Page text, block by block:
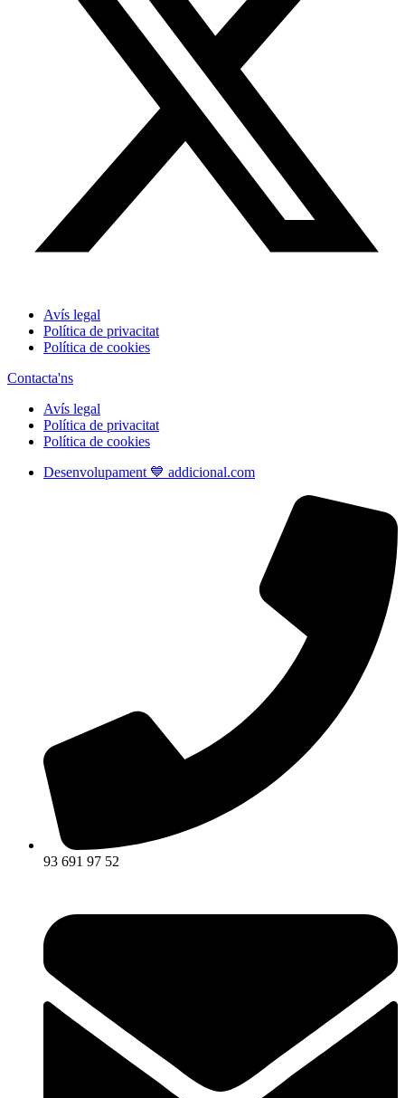
Avís legal
Política de privacitat
Política de cookies
Contacta'ns
Avís legal
Política de privacitat
Política de cookies
Desenvolupament 💙 addicional.com
93 691 97 52